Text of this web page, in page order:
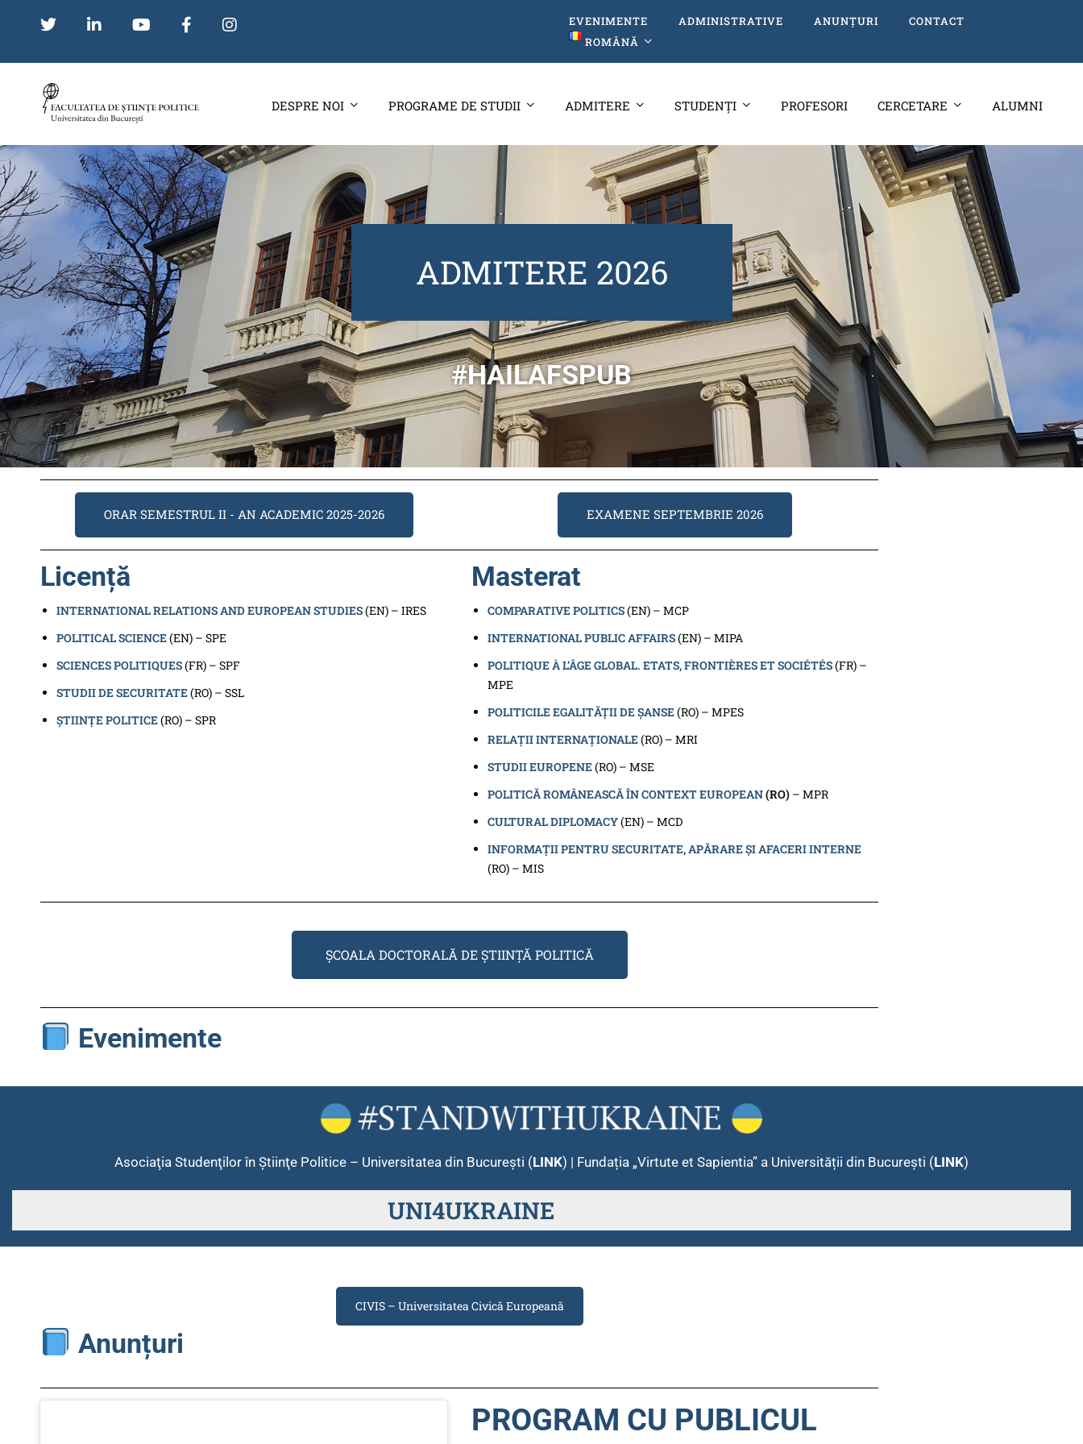
EVENIMENTE ADMINISTRATIVE ANUNȚURI
CONTACT
ROMÂNĂ
DESPRE NOI PROGRAME DE STUDII ADMITERE STUDENȚI PROFESORI CERCETARE ALUMNI
ADMITERE 2026
#HAILAFSPUB
ORAR SEMESTRUL II - AN ACADEMIC 2025-2026 EXAMENE SEPTEMBRIE 2026
Licență
INTERNATIONAL RELATIONS AND EUROPEAN STUDIES(EN) – IRES
POLITICAL SCIENCE(EN) – SPE
SCIENCES POLITIQUES(FR) – SPF
STUDII DE SECURITATE(RO) – SSL
ȘTIINȚE POLITICE(RO) – SPR
Masterat
COMPARATIVE POLITICS(EN) – MCP
INTERNATIONAL PUBLIC AFFAIRS(EN) – MIPA
POLITIQUE À L’ÂGE GLOBAL. ETATS, FRONTIÈRES ET SOCIÉTÉS(FR) –
MPE
POLITICILE EGALITĂȚII DE ȘANSE(RO) – MPES
RELAȚII INTERNAȚIONALE(RO) – MRI
STUDII EUROPENE(RO) – MSE
POLITICĂ ROMÂNEASCĂ ÎN CONTEXT EUROPEAN(RO) – MPR
CULTURAL DIPLOMACY(EN) – MCD
INFORMAȚII PENTRU SECURITATE, APĂRARE ȘI AFACERI INTERNE
(RO) – MIS
ȘCOALA DOCTORALĂ DE ȘTIINȚĂ POLITICĂ
Evenimente
Asociaţia Studenţilor în Ştiinţe Politice – Universitatea din Bucureşti (LINK) | Fundația „Virtute et Sapientia” a Universității din București (LINK)
UNI4UKRAINE
CIVIS – Universitatea Civică Europeană
Anunțuri
PROGRAM CU PUBLICUL